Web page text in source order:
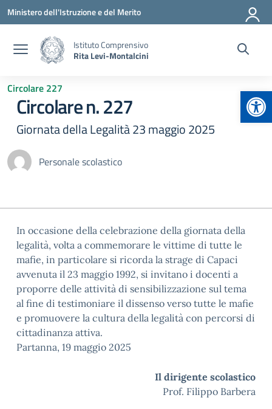
Vai ai contenuti
Vai al menu di navigazione
Vai al footer
Ministero dell'Istruzione e del Merito
Istituto Comprensivo
Rita Levi-Montalcini
Circolare 227
Circolare n. 227
Giornata della Legalità 23 maggio 2025
Personale scolastico
In occasione della celebrazione della giornata della
legalità, volta a commemorare le vittime di tutte le
mafie, in particolare si ricorda la strage di Capaci
avvenuta il 23 maggio 1992, si invitano i docenti a
proporre delle attività di sensibilizzazione sul tema
al fine di testimoniare il dissenso verso tutte le mafie
e promuovere la cultura della legalità con percorsi di
cittadinanza attiva.
Partanna, 19 maggio 2025
Il dirigente scolastico
Prof. Filippo Barbera